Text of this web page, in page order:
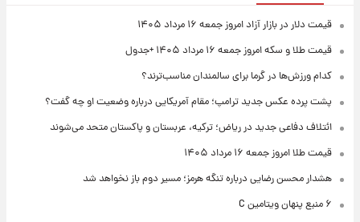
قیمت دلار در بازار آزاد امروز جمعه ۱۶ مرداد ۱۴۰۵
قیمت طلا و سکه امروز جمعه ۱۶ مرداد ۱۴۰۵ +جدول
کدام ورزش‌ها در گرما برای سالمندان مناسب‌ترند؟
پشت پرده عکس جدید ترامپ؛ مقام آمریکایی درباره وضعیت او چه گفت؟
ائتلاف دفاعی جدید در ریاض؛ ترکیه، عربستان و پاکستان متحد می‌شوند
قیمت طلا امروز جمعه ۱۶ مرداد ۱۴۰۵
هشدار محسن رضایی درباره تنگه هرمز؛ مسیر دوم باز نخواهد شد
۶ منبع پنهان ویتامین C